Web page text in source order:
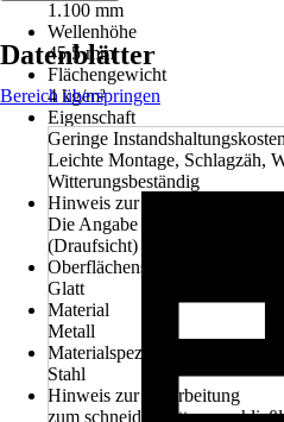
1.100 mm
Wellenhöhe
45,5 mm
Flächengewicht
4 kg/m²
Eigenschaft
Geringe
Leichte Montage, Schlagzäh,
Witterungsbeständig
Hinweis zur Farbe
Die Angabe der Farbe bezieht
(Draufsicht)
Oberflächenstruktur
Glatt
Material
Metall
Materialspezifizierung
Stahl
Hinweis zur Verarbeitung
zum schneiden bitte
Datenblätter
Bereich überspringen